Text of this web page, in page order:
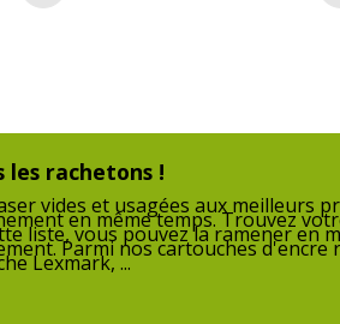
Neuf
les rachetons !
vides et usagées aux meilleurs
en même temps. Trouvez
liste, vous pouvez la ramener en
Parmi nos cartouches
Lexmark, ...